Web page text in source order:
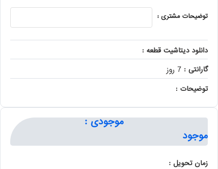
توضیحات مشتری :
دانلود دیتاشیت قطعه :
گارانتی : 7 روز
توضیحات :
موجودی :
موجود
زمان تحویل :